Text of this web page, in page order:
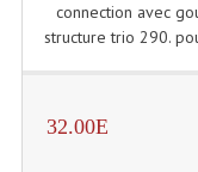
connection avec
structure trio 290.
32.00E